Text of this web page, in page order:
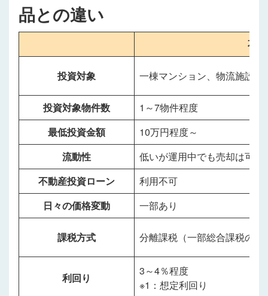
品との違い
不
投資対象 一棟マンション、物流施設な
投資対象物件数
1～7物件程度
最低投資金額
10万円程度～
流動性
低いが運用中でも売却は可能
不動産投資ローン
利用不可
日々の価格変動
一部あり
課税方式 分離課税（一部総合課税のサ
利回り
3～4％程度
※1：想定利回り